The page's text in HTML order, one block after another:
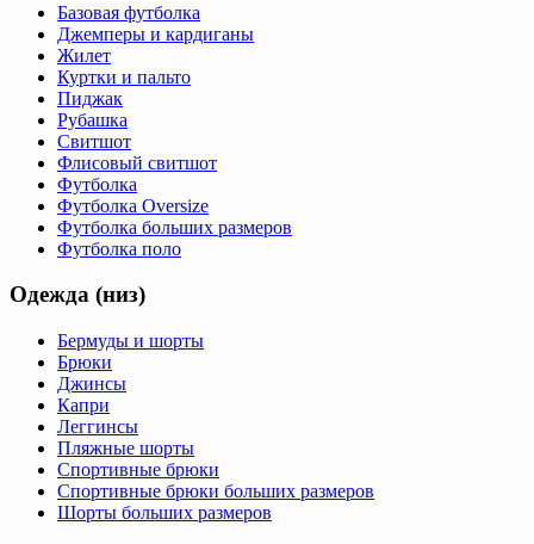
Базовая футболка
Джемперы и кардиганы
Жилет
Куртки и пальто
Пиджак
Рубашка
Свитшот
Флисовый свитшот
Футболка
Футболка Oversize
Футболка больших размеров
Футболка поло
Одежда (низ)
Бермуды и шорты
Брюки
Джинсы
Капри
Леггинсы
Пляжные шорты
Спортивные брюки
Спортивные брюки больших размеров
Шорты больших размеров